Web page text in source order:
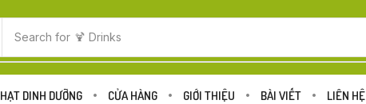
Search for 🍋 Fruits
HẠT DINH DƯỠNG CỬA HÀNG GIỚI THIỆU BÀI VIẾT LIÊN HỆ